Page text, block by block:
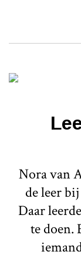
Nora van
de leer
Daar
te doen.